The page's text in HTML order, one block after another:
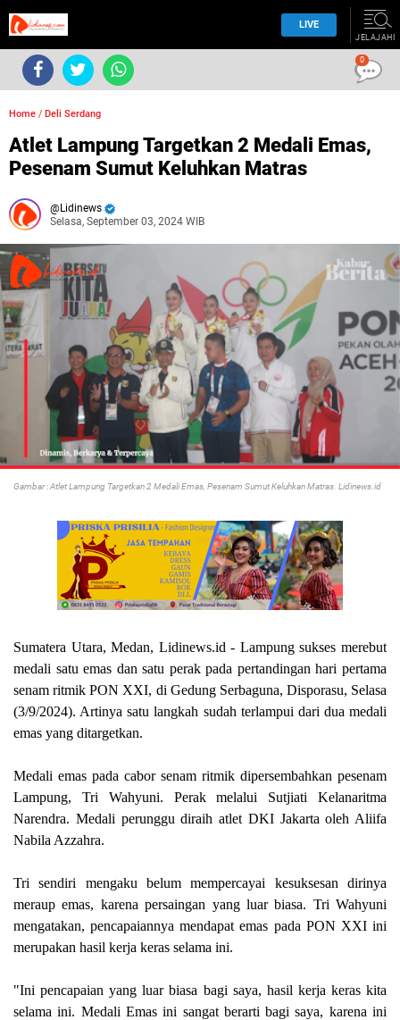
LIVE
JELAJAHI
Home / Deli Serdang
Atlet Lampung Targetkan 2 Medali Emas,
Pesenam Sumut Keluhkan Matras
Lidinews
Selasa, September 03, 2024 WIB
Gambar : Atlet Lampung Targetkan 2 Medali Emas, Pesenam Sumut Keluhkan Matras. Lidinews.id
Sumatera Utara, Medan, Lidinews.id - Lampung sukses merebut
medali satu emas dan satu perak pada pertandingan hari pertama
senam ritmik PON XXI, di Gedung Serbaguna, Disporasu, Selasa
(3/9/2024). Artinya satu langkah sudah terlampui dari dua medali
emas yang ditargetkan.
Medali emas pada cabor senam ritmik dipersembahkan pesenam
Lampung, Tri Wahyuni. Perak melalui Sutjiati Kelanaritma
Narendra. Medali perunggu diraih atlet DKI Jakarta oleh Aliifa
Nabila Azzahra.
Tri sendiri mengaku belum mempercayai kesuksesan dirinya
meraup emas, karena persaingan yang luar biasa. Tri Wahyuni
mengatakan, pencapaiannya mendapat emas pada PON XXI ini
merupakan hasil kerja keras selama ini.
"Ini pencapaian yang luar biasa bagi saya, hasil kerja keras kita
selama ini. Medali Emas ini sangat berarti bagi saya, karena ini
0